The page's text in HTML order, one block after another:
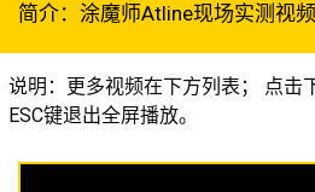
简介：涂魔师Atline现场实测视频
说明：更多视频在下方列表； 点击
ESC键退出全屏播放。